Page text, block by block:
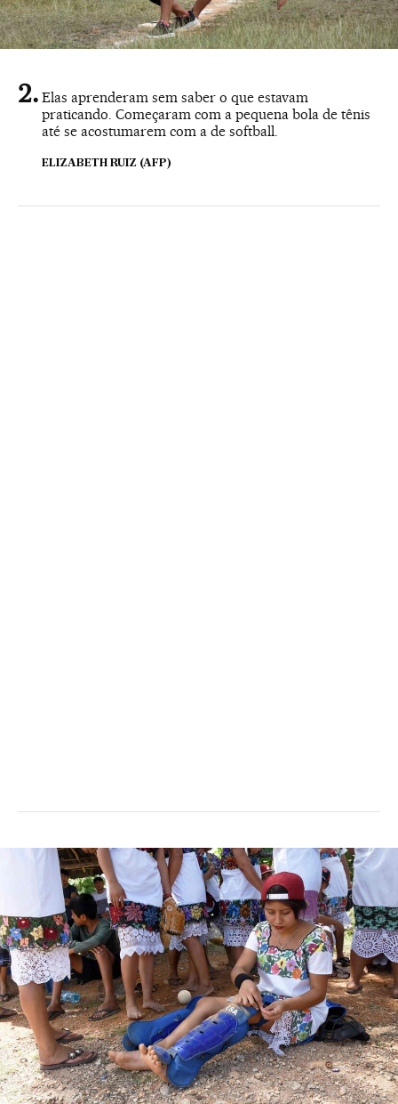
Elas aprenderam sem saber o que estavam
praticando. Começaram com a pequena bola de tênis
até se acostumarem com a de softball.
ELIZABETH RUIZ (AFP)